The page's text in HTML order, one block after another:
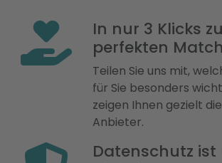
In nur 3 Klicks
perfekten Match
Teilen Sie uns mit,
für Sie besonders
zeigen Ihnen gezielt
Anbieter.
Datenschutz ist